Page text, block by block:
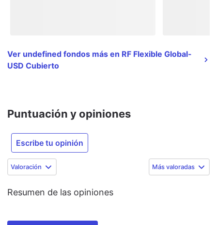
Ver undefined fondos más en RF Flexible Global-
USD Cubierto
Puntuación y opiniones
Escribe tu opinión
Valoración Más valoradas
Resumen de las opiniones